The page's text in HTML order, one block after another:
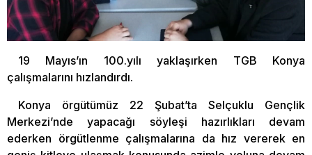
19 Mayıs’ın 100.yılı yaklaşırken TGB Konya
çalışmalarını hızlandırdı.
Konya örgütümüz 22 Şubat’ta Selçuklu Gençlik
Merkezi’nde yapacağı söyleşi hazırlıkları devam
ederken örgütlenme çalışmalarına da hız vererek en